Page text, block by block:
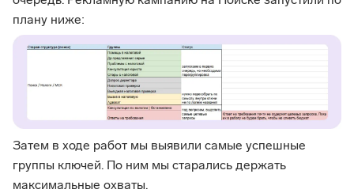
плану ниже:
Затем в ходе работ мы выявили самые успешные
группы ключей. По ним мы старались держать
максимальные охваты.